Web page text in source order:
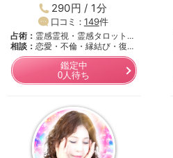
290円 / 1分
口コミ： 149件
占術： 霊感霊視・霊感タロット・
数…
相談： 恋愛・不倫・縁結び・復活
愛…
鑑定中
0人待ち